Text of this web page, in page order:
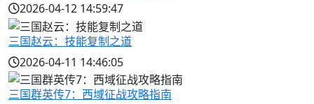
2026-04-12 14:59:47
三国赵云：技能复制之道
2026-04-11 14:46:05
三国群英传7：西域征战攻略指南